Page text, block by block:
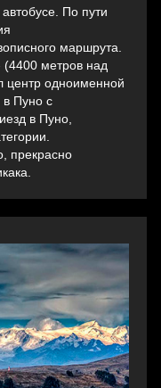
По пути
маршрута.
(4400 метров над
центр одноименной
в Пуно с
в Пуно,
прекрасно